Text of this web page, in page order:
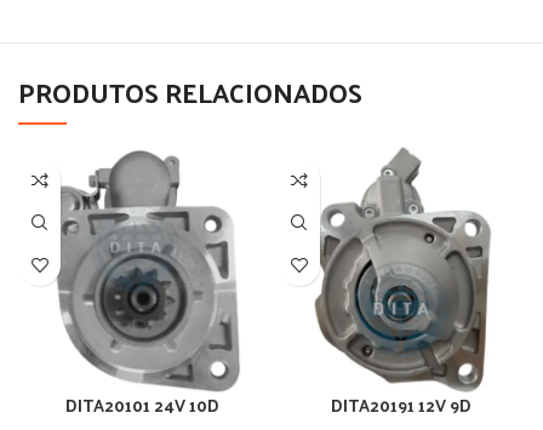
PRODUTOS RELACIONADOS
DITA20101 24V 10D DITA20191 12V 9D